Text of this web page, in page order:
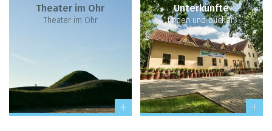
Thea­ter im Ohr
Thea­ter im Ohr
Unter­künfte
fin­den und buchen